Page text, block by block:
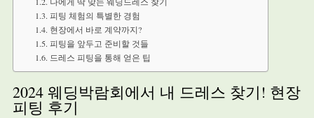
피팅 체험의 특별한 경험
현장에서 바로 계약까지?
피팅을 앞두고 준비할 것들
드레스 피팅을 통해 얻은 팁
2024 웨딩박람회에서 내 드레스 찾기! 현장
피팅 후기